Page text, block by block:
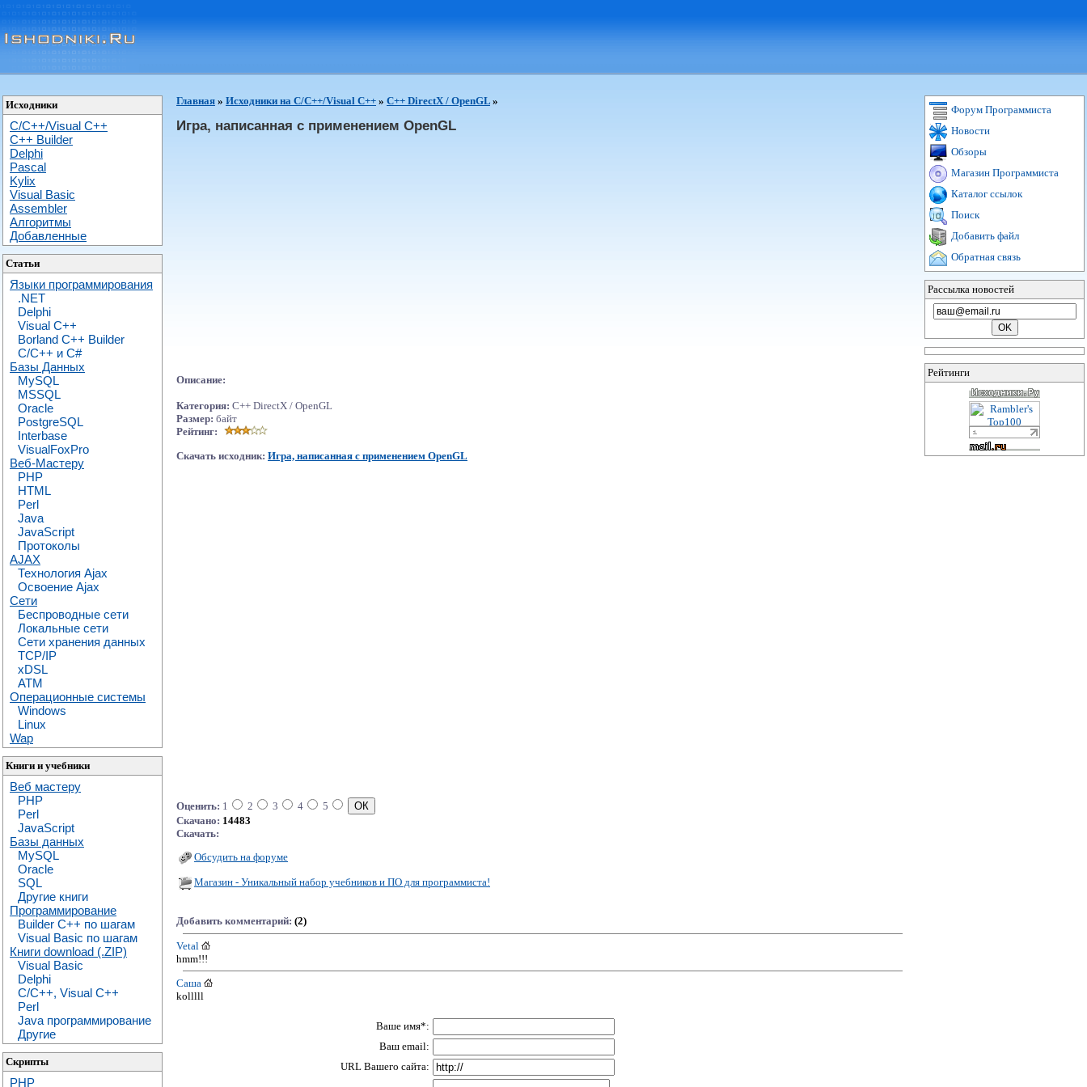
Исходники
C/C++/Visual C++
С++ Builder
Delphi
Pascal
Kylix
Visual Basic
Assembler
Алгоритмы
Добавленные
Статьи
Языки программирования
.NET
Delphi
Visual C++
Borland C++ Builder
C/С++ и C#
Базы Данных
MySQL
MSSQL
Oracle
PostgreSQL
Interbase
VisualFoxPro
Веб-Мастеру
PHP
HTML
Perl
Java
JavaScript
Протоколы
AJAX
Технология Ajax
Освоение Ajax
Сети
Беспроводные сети
Локальные сети
Сети хранения данных
TCP/IP
xDSL
ATM
Операционные системы
Windows
Linux
Wap
Книги и учебники
Веб мастеру
PHP
Perl
JavaScript
Базы данных
MySQL
Oracle
SQL
Другие книги
Программирование
Builder C++ по шагам
Visual Basic по шагам
Книги download (.ZIP)
Visual Basic
Delphi
C/C++, Visual C++
Perl
Java программирование
Другие
Скрипты
PHP
Главная » Исходники на C/C++/Visual C++ » C++ DirectX / OpenGL »
Игра, написанная с применением OpenGL
Описание:
Категория: C++ DirectX / OpenGL
Размер: байт
Рейтинг:
Скачать исходник: Игра, написанная с применением OpenGL
Оценить: 1 2 3 4
5
Скачано: 14483
Скачать:
Обсудить на форуме
Магазин - Уникальный набор учебников и ПО для программиста!
Добавить комментарий: (2)
Vetal
hmm!!!
Саша
kolllll
Ваше имя*:
Ваш email:
URL Вашего сайта:
Форум Программиста
Новости
Обзоры
Магазин Программиста
Каталог ссылок
Поиск
Добавить файл
Обратная связь
Рассылка новостей
Рейтинги